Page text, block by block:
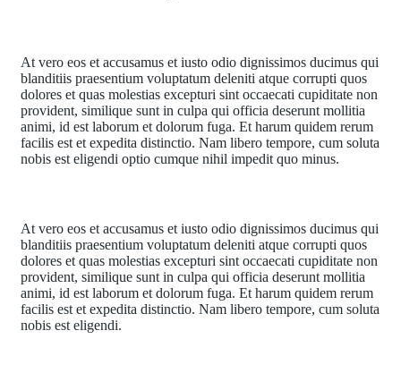
At vero eos et accusamus et iusto odio dignissimos ducimus qui
blanditiis praesentium voluptatum deleniti atque corrupti quos
dolores et quas molestias excepturi sint occaecati cupiditate non
provident, similique sunt in culpa qui officia deserunt mollitia
animi, id est laborum et dolorum fuga. Et harum quidem rerum
facilis est et expedita distinctio. Nam libero tempore, cum soluta
nobis est eligendi optio cumque nihil impedit quo minus.
At vero eos et accusamus et iusto odio dignissimos ducimus qui
blanditiis praesentium voluptatum deleniti atque corrupti quos
dolores et quas molestias excepturi sint occaecati cupiditate non
provident, similique sunt in culpa qui officia deserunt mollitia
animi, id est laborum et dolorum fuga. Et harum quidem rerum
facilis est et expedita distinctio. Nam libero tempore, cum soluta
nobis est eligendi.